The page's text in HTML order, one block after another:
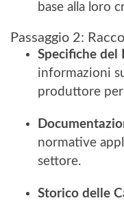
base alla loro
Passaggio 2:
Specifiche del
informazioni
produttore per
normative
settore.
Storico delle